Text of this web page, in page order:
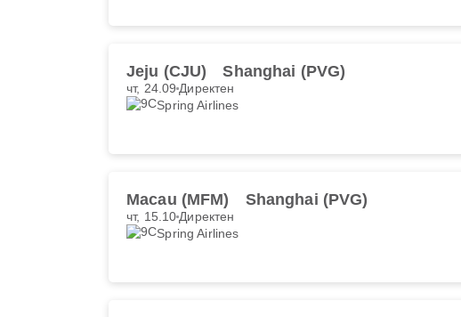
Jeju (CJU) Shanghai (PVG)
чт, 24.09 Директен
Spring Airlines
Macau (MFM) Shanghai (PVG)
чт, 15.10 Директен
Spring Airlines